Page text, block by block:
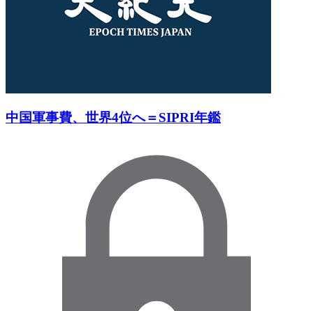
中国軍事費、世界4位へ＝SIPRI年鑑